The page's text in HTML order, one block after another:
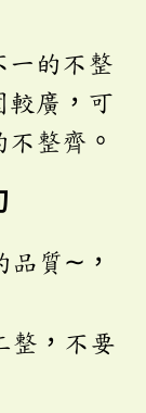
一的不整
較廣，可
整齊。
品質∼，
整，不要